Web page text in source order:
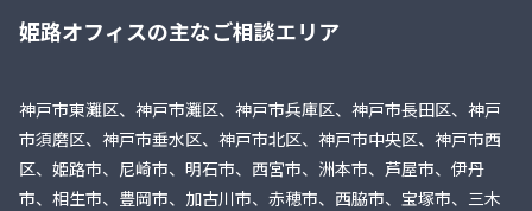
姫路オフィスの主なご相談エリア
神戸市東灘区、神戸市灘区、神戸市兵庫区、神戸市長田区、神戸
市須磨区、神戸市垂水区、神戸市北区、神戸市中央区、神戸市西
区、姫路市、尼崎市、明石市、西宮市、洲本市、芦屋市、伊丹
市、相生市、豊岡市、加古川市、赤穂市、西脇市、宝塚市、三木